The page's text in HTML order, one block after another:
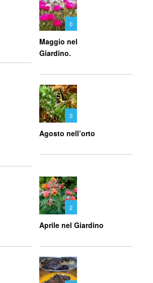
0
Maggio nel
Giardino.
0
Agosto nell’orto
2
Aprile nel Giardino